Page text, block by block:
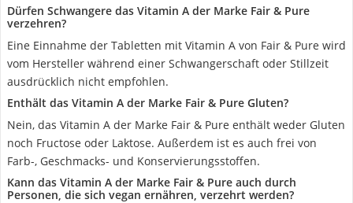
Dürfen Schwangere das Vitamin A der Marke Fair & Pure
verzehren?
Eine Einnahme der Tabletten mit Vitamin A von Fair & Pure wird
vom Hersteller während einer Schwangerschaft oder Stillzeit
ausdrücklich nicht empfohlen.
Enthält das Vitamin A der Marke Fair & Pure Gluten?
Nein, das Vitamin A der Marke Fair & Pure enthält weder Gluten
noch Fructose oder Laktose. Außerdem ist es auch frei von
Farb-, Geschmacks- und Konservierungsstoffen.
Kann das Vitamin A der Marke Fair & Pure auch durch
Personen, die sich vegan ernähren, verzehrt werden?